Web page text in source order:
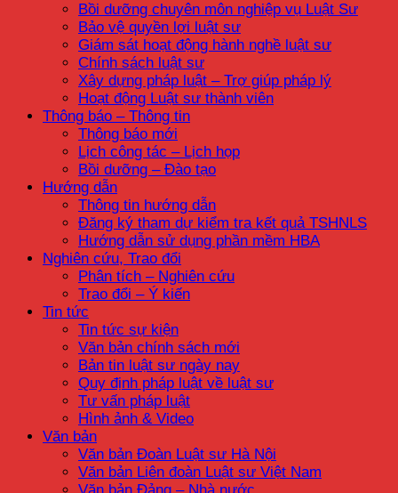
Bồi dưỡng chuyên môn nghiệp vụ Luật Sư
Bảo vệ quyền lợi luật sư
Giám sát hoạt động hành nghề luật sư
Chính sách luật sư
Xây dựng pháp luật – Trợ giúp pháp lý
Hoạt động Luật sư thành viên
Thông báo – Thông tin
Thông báo mới
Lịch công tác – Lịch họp
Bồi dưỡng – Đào tạo
Hướng dẫn
Thông tin hướng dẫn
Đăng ký tham dự kiểm tra kết quả TSHNLS
Hướng dẫn sử dụng phần mềm HBA
Nghiên cứu, Trao đổi
Phân tích – Nghiên cứu
Trao đổi – Ý kiến
Tin tức
Tin tức sự kiện
Văn bản chính sách mới
Bản tin luật sư ngày nay
Quy định pháp luật về luật sư
Tư vấn pháp luật
Hình ảnh & Video
Văn bản
Văn bản Đoàn Luật sư Hà Nội
Văn bản Liên đoàn Luật sư Việt Nam